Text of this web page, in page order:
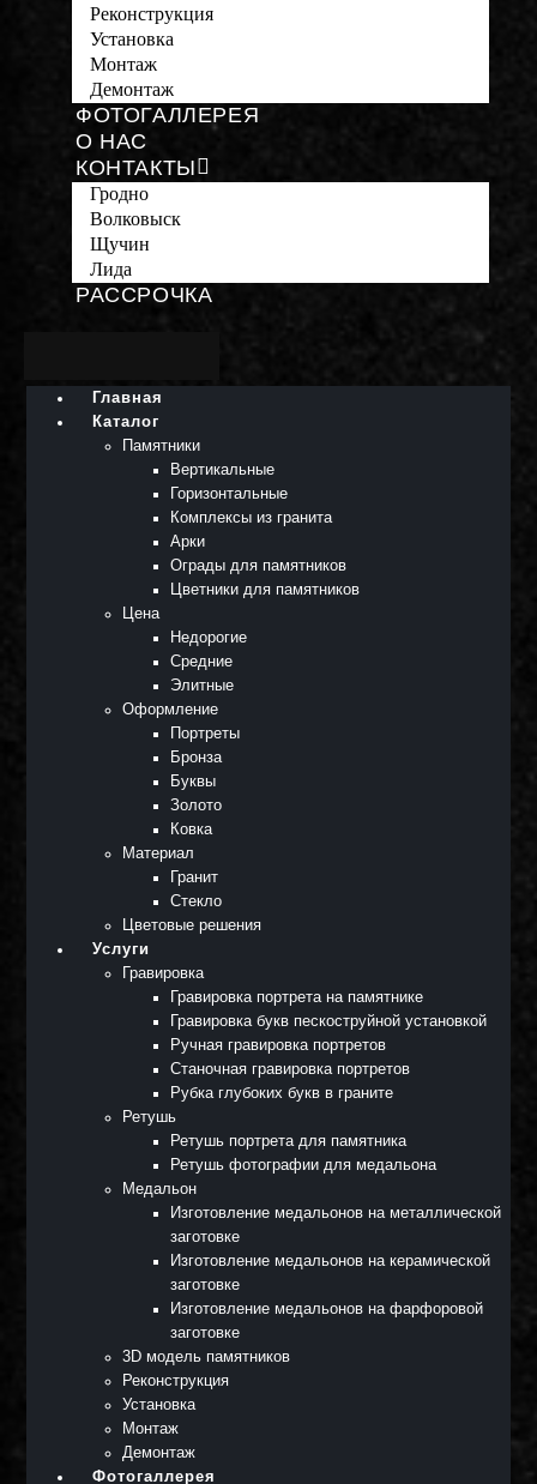
Реконструкция
Установка
Монтаж
Демонтаж
ФОТОГАЛЛЕРЕЯ
О НАС
КОНТАКТЫ
Гродно
Волковыск
Щучин
Лида
РАССРОЧКА
Главная
Каталог
Памятники
Вертикальные
Горизонтальные
Комплексы из гранита
Арки
Ограды для памятников
Цветники для памятников
Цена
Недорогие
Средние
Элитные
Оформление
Портреты
Бронза
Буквы
Золото
Ковка
Материал
Гранит
Стекло
Цветовые решения
Услуги
Гравировка
Гравировка портрета на памятнике
Гравировка букв пескоструйной установкой
Ручная гравировка портретов
Станочная гравировка портретов
Рубка глубоких букв в граните
Ретушь
Ретушь портрета для памятника
Ретушь фотографии для медальона
Медальон
Изготовление медальонов на металлической
заготовке
Изготовление медальонов на керамической
заготовке
Изготовление медальонов на фарфоровой
заготовке
3D модель памятников
Реконструкция
Установка
Монтаж
Демонтаж
Фотогаллерея